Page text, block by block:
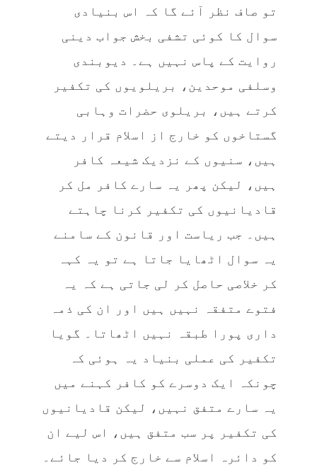
تو صاف نظر آئے گا کہ اس بنیادی
سوال کا کوئی تشفی بخش جواب دینی
روایت کے پاس نہیں ہے۔ دیوبندی
وسلفی موحدین، بریلویوں کی تکفیر
کرتے ہیں، بریلوی حضرات وہابی
گستاخوں کو خارج از اسلام قرار دیتے
ہیں، سنیوں کے نزدیک شیعہ کافر
ہیں، لیکن پھر یہ سارے کافر مل کر
قادیانیوں کی تکفیر کرنا چاہتے
ہیں۔ جب ریاست اور قانون کے سامنے
یہ سوال اٹھایا جاتا ہے تو یہ کہہ
کر خلاصی حاصل کر لی جاتی ہے کہ یہ
فتوے متفقہ نہیں ہیں اور ان کی ذمہ
داری پورا طبقہ نہیں اٹھاتا۔ گویا
تکفیر کی عملی بنیاد یہ ہوئی کہ
چونکہ ایک دوسرے کو کافر کہنے میں
یہ سارے متفق نہیں، لیکن قادیانیوں
کی تکفیر پر سب متفق ہیں، اس لیے ان
کو دائرہ اسلام سے خارج کر دیا جائے۔